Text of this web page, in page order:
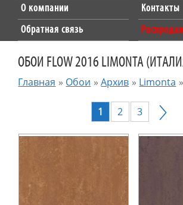
О компании
Контакты
Обратная связь
ОБОИ FLOW 2016 LIMONTA
Главная » Обои »Архив » Limonta »
1 2 3